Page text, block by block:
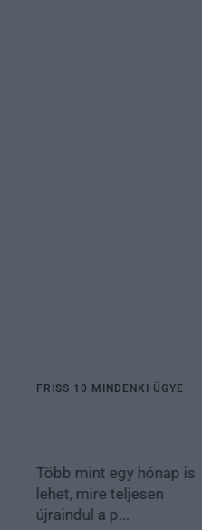
FRISS 10 MINDENKI ÜGYE
Több mint egy hónap is
lehet, mire teljesen
újraindul a p...